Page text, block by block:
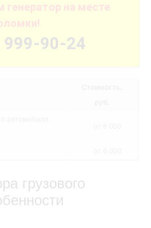
генератор на месте
999-90-24
грузового